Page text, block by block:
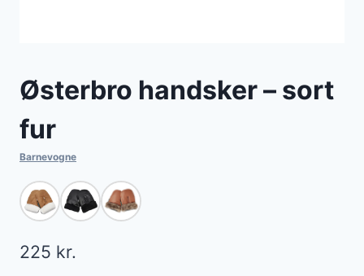
Østerbro handsker – sort
fur
Barnevogne
225 kr.